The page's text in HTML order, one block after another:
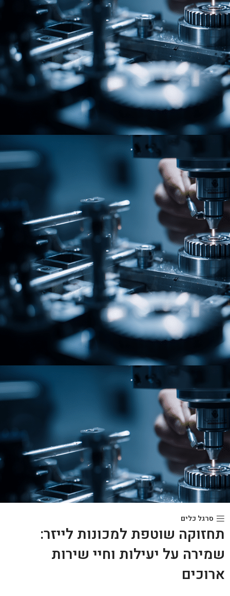
סרגל כלים
תחזוקה שוטפת למכונות לייזר:
שמירה על יעילות וחיי שירות
ארוכים